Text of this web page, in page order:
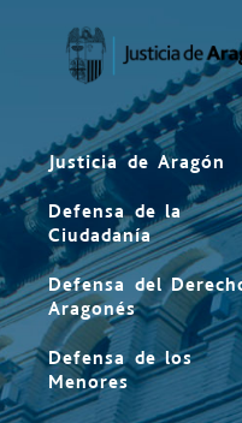
Justicia de Aragón
Defensa de la
Ciudadanía
Defensa del
Aragonés
Defensa de los
Menores